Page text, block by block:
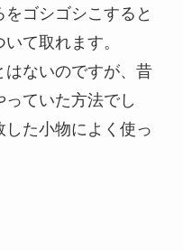
ゴシゴシこすると
て取れます。
はないのですが、昔
ていた方法でし
た小物によく使っ